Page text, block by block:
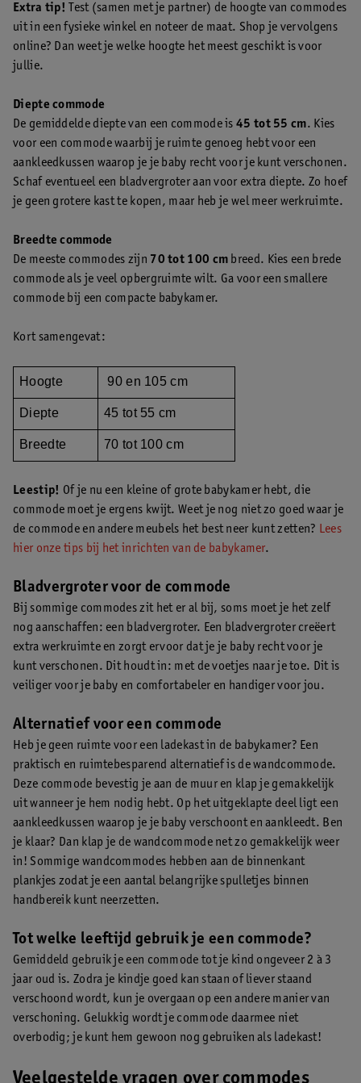
Extra tip!
Test (samen met je partner) de hoogte van commodes
uit in een fysieke winkel en noteer de maat. Shop je vervolgens
online? Dan weet je welke hoogte het meest geschikt is voor
jullie.
Diepte commode
De gemiddelde diepte van een commode is 45 tot 55 cm. Kies
voor een commode waarbij je ruimte genoeg hebt voor een
aankleedkussen waarop je je baby recht voor je kunt verschonen.
Schaf eventueel een bladvergroter aan voor extra diepte. Zo hoef
je geen grotere kast te kopen, maar heb je wel meer werkruimte.
Breedte commode
De meeste commodes zijn 70 tot 100 cm breed. Kies een brede
commode als je veel opbergruimte wilt. Ga voor een smallere
commode bij een compacte babykamer.
Kort samengevat:
Hoogte 90 en 105 cm
Diepte 45 tot 55 cm
Breedte 70 tot 100 cm
Leestip! Of je nu een kleine of grote babykamer hebt, die
commode moet je ergens kwijt. Weet je nog niet zo goed waar je
de commode en andere meubels het best neer kunt zetten? Lees
hier onze tips bij het inrichten van de babykamer.
Bladvergroter voor de commode
Bij sommige commodes zit het er al bij, soms moet je het zelf
nog aanschaffen: een bladvergroter. Een bladvergroter creëert
extra werkruimte en zorgt ervoor dat je je baby recht voor je
kunt verschonen. Dit houdt in: met de voetjes naar je toe. Dit is
veiliger voor je baby en comfortabeler en handiger voor jou.
Alternatief voor een commode
Heb je geen ruimte voor een ladekast in de babykamer? Een
praktisch en ruimtebesparend alternatief is de wandcommode.
Deze commode bevestig je aan de muur en klap je gemakkelijk
uit wanneer je hem nodig hebt. Op het uitgeklapte deel ligt een
aankleedkussen waarop je je baby verschoont en aankleedt. Ben
je klaar? Dan klap je de wandcommode net zo gemakkelijk weer
in! Sommige wandcommodes hebben aan de binnenkant
plankjes zodat je een aantal belangrijke spulletjes binnen
handbereik kunt neerzetten.
Tot welke leeftijd gebruik je een commode?
Gemiddeld gebruik je een commode tot je kind ongeveer 2 à 3
jaar oud is. Zodra je kindje goed kan staan of liever staand
verschoond wordt, kun je overgaan op een andere manier van
verschoning. Gelukkig wordt je commode daarmee niet
overbodig; je kunt hem gewoon nog gebruiken als ladekast!